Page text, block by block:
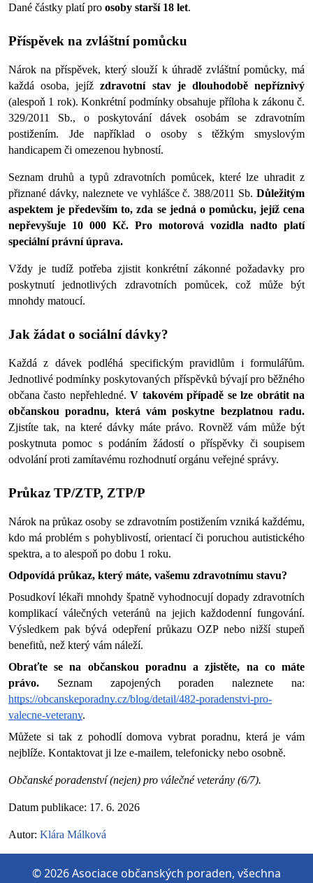
Dané částky platí pro osoby starší 18 let.
Příspěvek na zvláštní pomůcku
Nárok na příspěvek, který slouží k úhradě zvláštní pomůcky, má
každá osoba, jejíž zdravotní stav je dlouhodobě nepříznivý
(alespoň 1 rok). Konkrétní podmínky obsahuje příloha k zákonu č.
329/2011 Sb., o poskytování dávek osobám se zdravotním
postižením. Jde například o osoby s těžkým smyslovým
handicapem či omezenou hybností.
Seznam druhů a typů zdravotních pomůcek, které lze uhradit z
přiznané dávky, naleznete ve vyhlášce č. 388/2011 Sb. Důležitým
aspektem je především to, zda se jedná o pomůcku, jejíž cena
nepřevyšuje 10 000 Kč. Pro motorová vozidla nadto platí
speciální právní úprava.
Vždy je tudíž potřeba zjistit konkrétní zákonné požadavky pro
poskytnutí jednotlivých zdravotních pomůcek, což může být
mnohdy matoucí.
Jak žádat o sociální dávky?
Každá z dávek podléhá specifickým pravidlům i formulářům.
Jednotlivé podmínky poskytovaných příspěvků bývají pro běžného
občana často nepřehledné. V takovém případě se lze obrátit na
občanskou poradnu, která vám poskytne bezplatnou radu.
Zjistíte tak, na které dávky máte právo. Rovněž vám může být
poskytnuta pomoc s podáním žádostí o příspěvky či soupisem
odvolání proti zamítavému rozhodnutí orgánu veřejné správy.
Průkaz TP/ZTP, ZTP/P
Nárok na průkaz osoby se zdravotním postižením vzniká každému,
kdo má problém s pohyblivostí, orientací či poruchou autistického
spektra, a to alespoň po dobu 1 roku.
Odpovídá průkaz, který máte, vašemu zdravotnímu stavu?
Posudkoví lékaři mnohdy špatně vyhodnocují dopady zdravotních
komplikací válečných veteránů na jejich každodenní fungování.
Výsledkem pak bývá odepření průkazu OZP nebo nižší stupeň
benefitů, než který vám náleží.
Obraťte se na občanskou poradnu a zjistěte, na co máte
právo.
https://obcanskeporadny.cz/blog/detail/482-poradenstvi-pro-
valecne-veterany.
Můžete si tak z pohodlí domova vybrat poradnu, která je vám
nejblíže. Kontaktovat ji lze e-mailem, telefonicky nebo osobně.
Občanské poradenství (nejen) pro válečné veterány (6/7).
Datum publikace: 17. 6. 2026
Autor: Klára Málková
© 2026 Asociace občanských poraden, všechna